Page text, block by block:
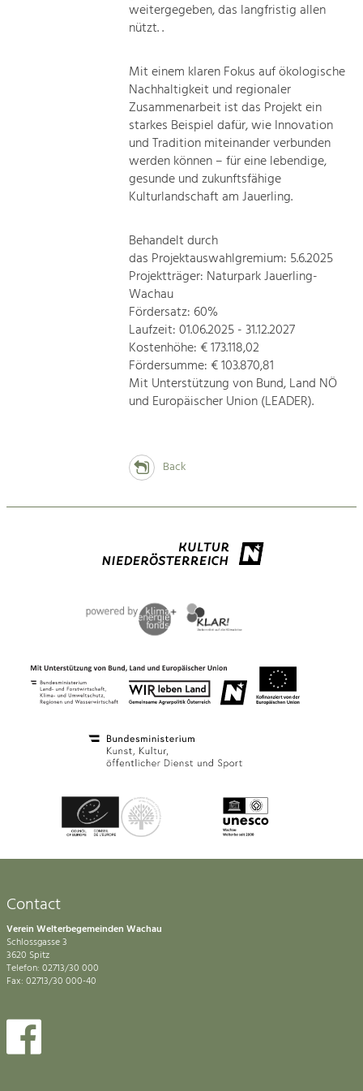
weitergegeben, das langfristig allen
nützt. .
Mit einem klaren Fokus auf ökologische
Nachhaltigkeit und regionaler
Zusammenarbeit ist das Projekt ein
starkes Beispiel dafür, wie Innovation
und Tradition miteinander verbunden
werden können – für eine lebendige,
gesunde und zukunftsfähige
Kulturlandschaft am Jauerling.
Behandelt durch
das Projektauswahlgremium: 5.6.2025
Projektträger: Naturpark Jauerling-
Wachau
Fördersatz: 60%
Laufzeit: 01.06.2025 - 31.12.2027
Kostenhöhe: € 173.118,02
Fördersumme: € 103.870,81
Mit Unterstützung von Bund, Land NÖ
und Europäischer Union (LEADER).
Back
Contact
Verein Welterbegemeinden Wachau
Schlossgasse 3
3620 Spitz
Telefon: 02713/30 000
Fax: 02713/30 000-40